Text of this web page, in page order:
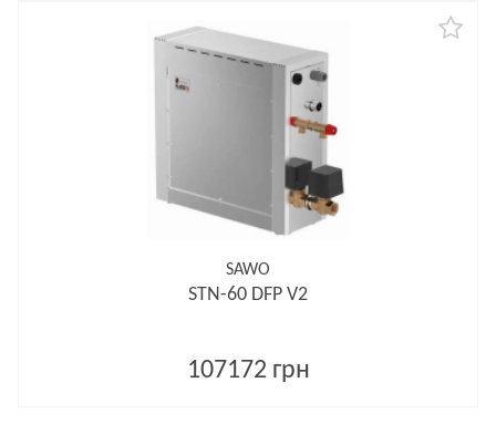
SAWO
STN-60 DFP V2
107172 грн